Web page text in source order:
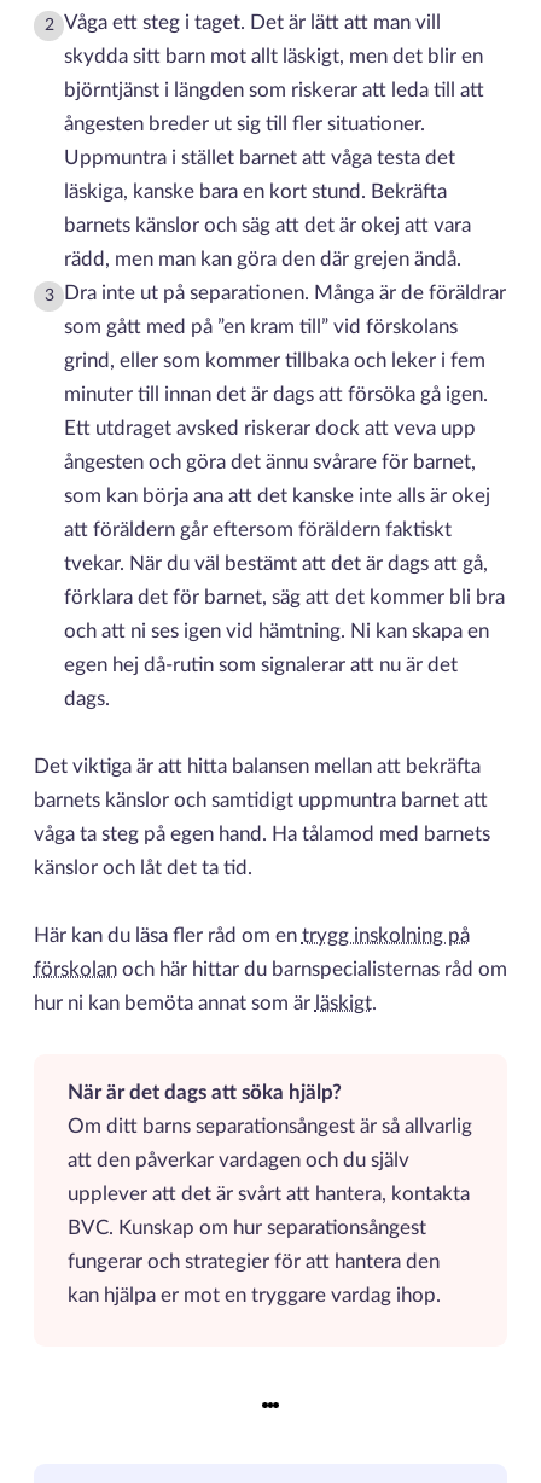
2
Våga ett steg i taget. Det är lätt att man vill
skydda sitt barn mot allt läskigt, men det blir en
björntjänst i längden som riskerar att leda till att
ångesten breder ut sig till fler situationer.
Uppmuntra i stället barnet att våga testa det
läskiga, kanske bara en kort stund. Bekräfta
barnets känslor och säg att det är okej att vara
rädd, men man kan göra den där grejen ändå.
3
Dra inte ut på separationen. Många är de föräldrar
som gått med på ”en kram till” vid förskolans
grind, eller som kommer tillbaka och leker i fem
minuter till innan det är dags att försöka gå igen.
Ett utdraget avsked riskerar dock att veva upp
ångesten och göra det ännu svårare för barnet,
som kan börja ana att det kanske inte alls är okej
att föräldern går eftersom föräldern faktiskt
tvekar. När du väl bestämt att det är dags att gå,
förklara det för barnet, säg att det kommer bli bra
och att ni ses igen vid hämtning. Ni kan skapa en
egen hej då-rutin som signalerar att nu är det
dags.
Det viktiga är att hitta balansen mellan att bekräfta
barnets känslor och samtidigt uppmuntra barnet att
våga ta steg på egen hand. Ha tålamod med barnets
känslor och låt det ta tid.
Här kan du läsa fler råd om en trygg inskolning på
förskolanoch här hittar du barnspecialisternas råd om
hur ni kan bemöta annat som är läskigt.
När är det dags att söka hjälp?
Om ditt barns separationsångest är så allvarlig
att den påverkar vardagen och du själv
upplever att det är svårt att hantera, kontakta
BVC. Kunskap om hur separationsångest
fungerar och strategier för att hantera den
kan hjälpa er mot en tryggare vardag ihop.